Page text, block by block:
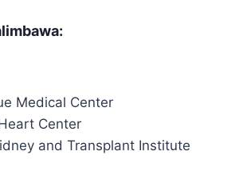
Medical Center
Center
and Transplant Institute